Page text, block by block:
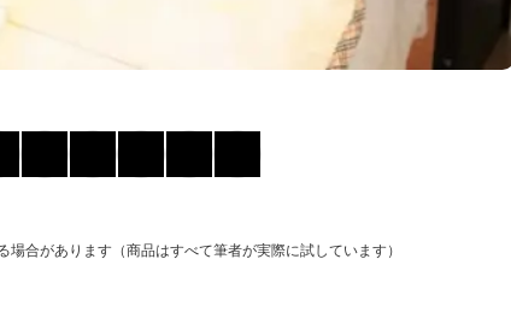
合があります（商品はすべて筆者が実際に試しています）